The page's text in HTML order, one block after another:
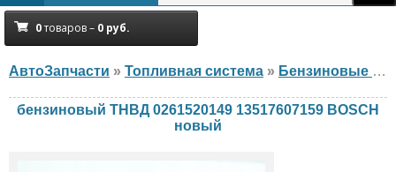
0товаров – 0 руб.
АвтоЗапчасти » Топливная система » Бензиновые ТНВД
бензиновый ТНВД 0261520149 13517607159 BOSCH
новый